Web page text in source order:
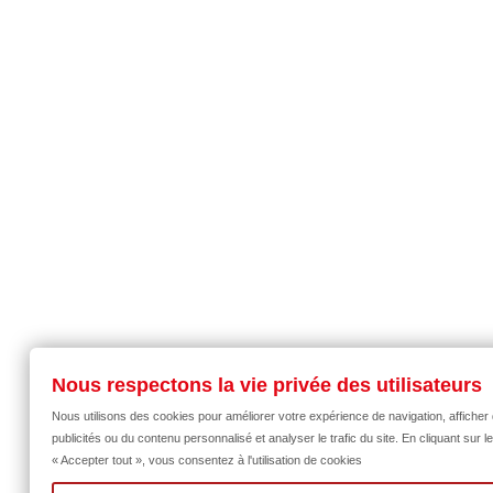
Nous respectons la vie privée des utilisateurs
Nous utilisons des cookies pour améliorer votre expérience de navigation, afficher
publicités ou du contenu personnalisé et analyser le trafic du site. En cliquant sur
« Accepter tout », vous consentez à l'utilisation de cookies